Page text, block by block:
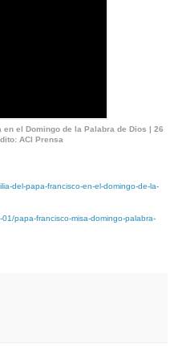
el Domingo de la Palabra de Dios | 26
ACI Prensa
del-papa-francisco-en-el-domingo-de-la-
papa-francisco-misa-domingo-palabra-